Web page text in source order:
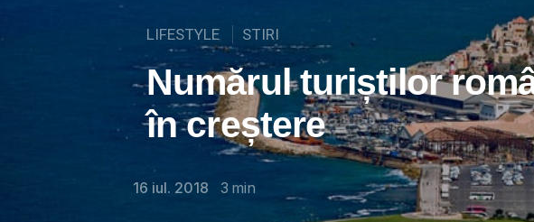
LIFESTYLE STIRI
Numărul turiștilor
în creștere
16 iul. 2018 3 min